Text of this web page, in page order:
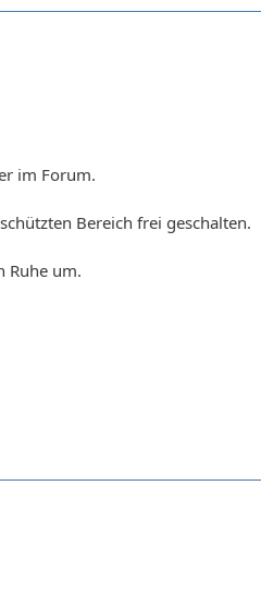
im Forum.
Bereich frei geschalten.
Ruhe um.